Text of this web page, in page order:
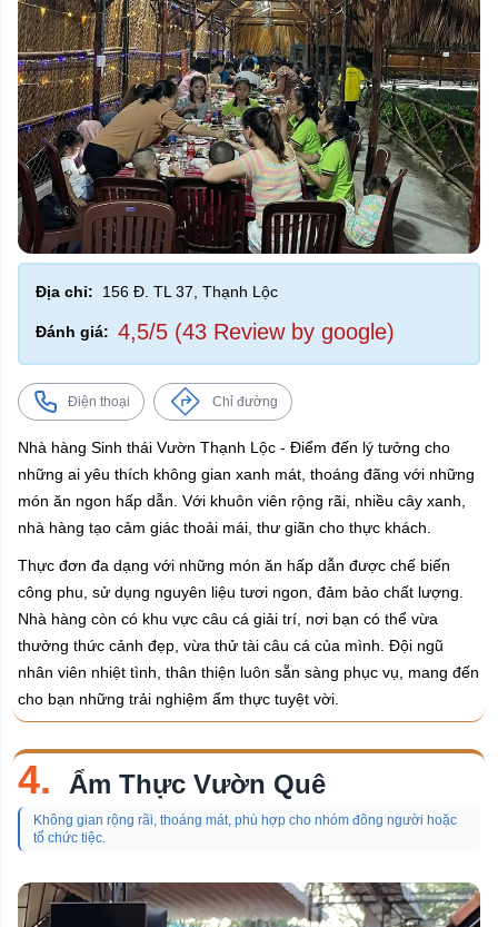
Địa chỉ: 156 Đ. TL 37, Thạnh Lộc
Đánh giá: 4,5/5 (43 Review by google)
Điện thoại Chỉ đường
Nhà hàng Sinh thái Vườn Thạnh Lộc - Điểm đến lý tưởng cho
những ai yêu thích không gian xanh mát, thoáng đãng với những
món ăn ngon hấp dẫn. Với khuôn viên rộng rãi, nhiều cây xanh,
nhà hàng tạo cảm giác thoải mái, thư giãn cho thực khách.
Thực đơn đa dạng với những món ăn hấp dẫn được chế biến
công phu, sử dụng nguyên liệu tươi ngon, đảm bảo chất lượng.
Nhà hàng còn có khu vực câu cá giải trí, nơi bạn có thể vừa
thưởng thức cảnh đẹp, vừa thử tài câu cá của mình. Đội ngũ
nhân viên nhiệt tình, thân thiện luôn sẵn sàng phục vụ, mang đến
cho bạn những trải nghiệm ẩm thực tuyệt vời.
4. Ẩm Thực Vườn Quê
Không gian rộng rãi, thoáng mát, phù hợp cho nhóm đông người hoặc
tổ chức tiệc.